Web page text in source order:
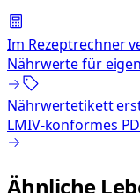
Im Rezeptrechner
Nährwerte für
Nährwertetikett
LMIV-konformes
Ähnliche